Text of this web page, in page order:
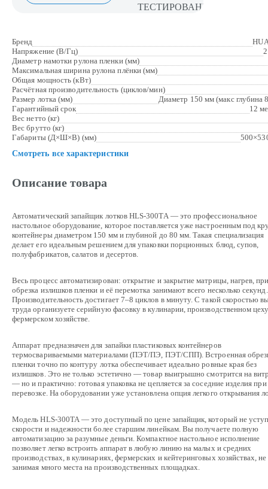
Бренд
Напряжение (В/Гц)
Диаметр намотки рулона пленки (мм)
Максимальная ширина рулона плёнки (мм)
Общая мощность (кВт)
Расчётная производительность (циклов/мин)
Размер лотка (мм)
Диаметр 150 мм (макс глубина
Гарантийный срок
12
Вес нетто (кг)
Вес брутто (кг)
Габариты (Д×Ш×В) (мм)
Смотреть все характеристики
Описание товара
Автоматический запайщик лотков HLS-300TA — это профессиональное
настольное оборудование, которое поставляется уже настроенным под
контейнеры диаметром 150 мм и глубиной до 80 мм. Такая специализация
делает его идеальным решением для упаковки порционных блюд, супов,
полуфабрикатов, салатов и десертов.
Весь процесс автоматизирован: открытие и закрытие матрицы, нагрев,
обрезка излишков пленки и её перемотка занимают всего несколько секунд.
Производительность достигает 7–8 циклов в минуту. С такой скоростью
труда организуете серийную фасовку в кулинарии, производственном
фермерском хозяйстве.
Аппарат предназначен для запайки пластиковых контейнеров
термосвариваемыми материалами (ПЭТ/ПЭ, ПЭТ/СПП). Встроенная
пленки точно по контуру лотка обеспечивает идеально ровные края без
излишков. Это не только эстетично — товар выигрышно смотрится на
— но и практично: готовая упаковка не цепляется за соседние изделия при
перевозке. На оборудовании уже установлена опция легкого открывания
Модель HLS-300TA — это доступный по цене запайщик, который не
скорости и надежности более старшим линейкам. Вы получаете полную
автоматизацию за разумные деньги. Компактное настольное исполнение
позволяет легко встроить аппарат в любую линию на малых и средних
производствах, в кулинариях, фермерских и кейтеринговых хозяйствах, не
занимая много места на производственных площадках.